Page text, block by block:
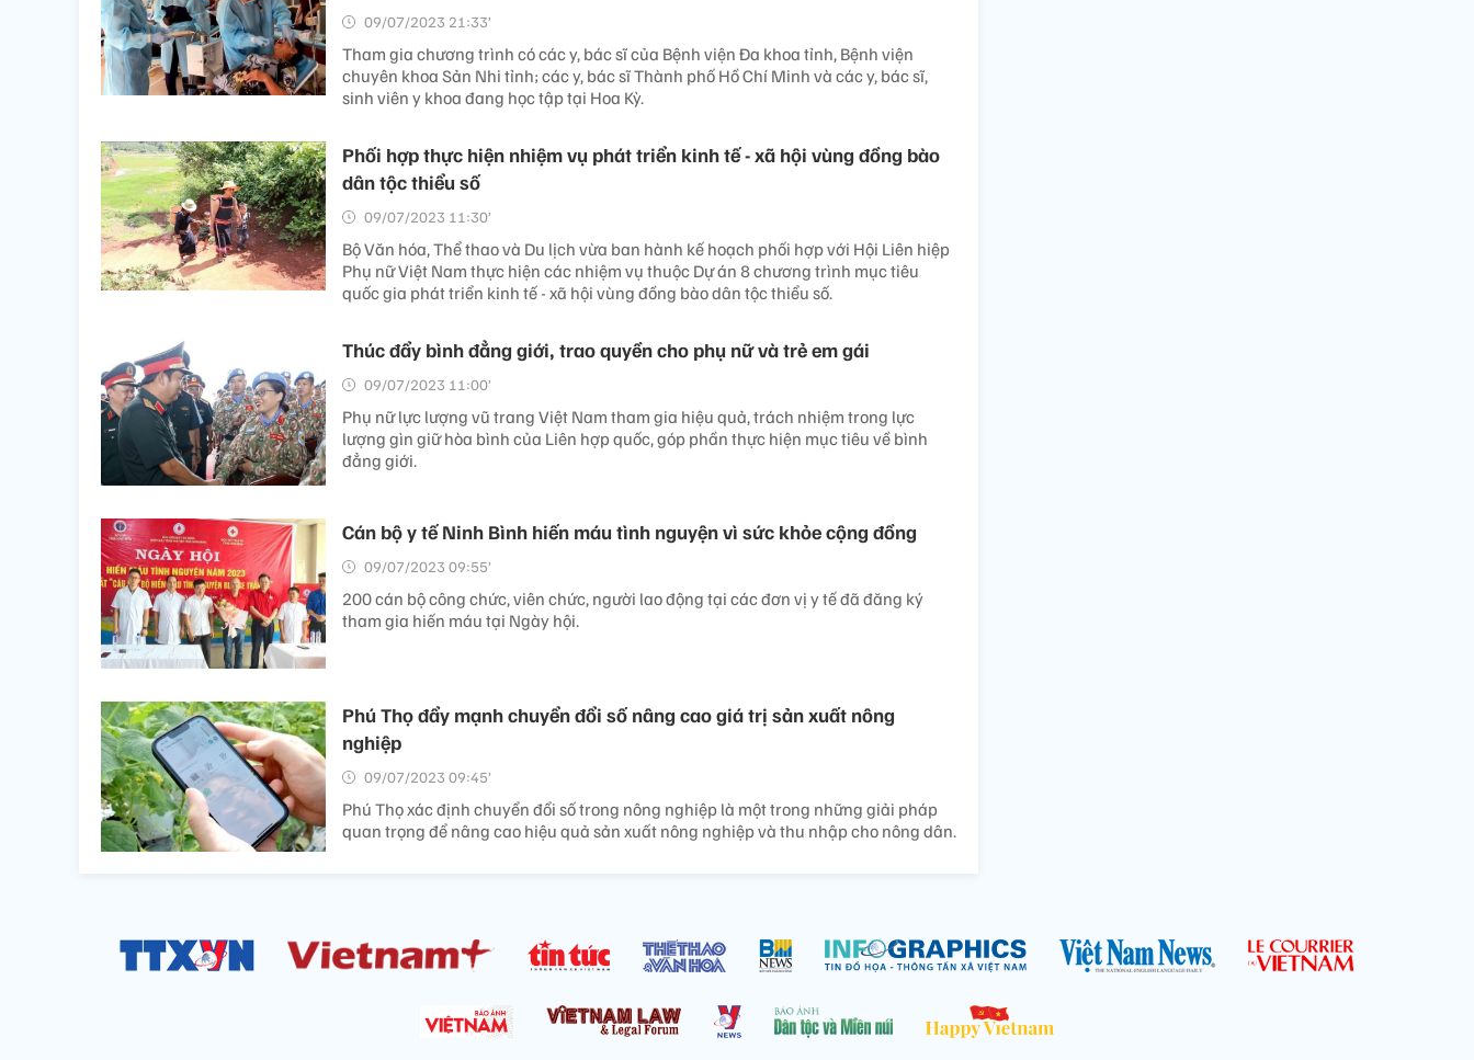
09/07/2023 21:33’
Tham gia chương trình có các y, bác sĩ của Bệnh viện Đa khoa tỉnh, Bệnh viện
chuyên khoa Sản Nhi tỉnh; các y, bác sĩ Thành phố Hồ Chí Minh và các y, bác sĩ,
sinh viên y khoa đang học tập tại Hoa Kỳ.
Phối hợp thực hiện nhiệm vụ phát triển kinh tế - xã hội vùng đồng bào
dân tộc thiểu số
09/07/2023 11:30’
Bộ Văn hóa, Thể thao và Du lịch vừa ban hành kế hoạch phối hợp với Hội Liên hiệp
Phụ nữ Việt Nam thực hiện các nhiệm vụ thuộc Dự án 8 chương trình mục tiêu
quốc gia phát triển kinh tế - xã hội vùng đồng bào dân tộc thiểu số.
Thúc đẩy bình đẳng giới, trao quyền cho phụ nữ và trẻ em gái
09/07/2023 11:00’
Phụ nữ lực lượng vũ trang Việt Nam tham gia hiệu quả, trách nhiệm trong lực
lượng gìn giữ hòa bình của Liên hợp quốc, góp phần thực hiện mục tiêu về bình
đẳng giới.
Cán bộ y tế Ninh Bình hiến máu tình nguyện vì sức khỏe cộng đồng
09/07/2023 09:55’
200 cán bộ công chức, viên chức, người lao động tại các đơn vị y tế đã đăng ký
tham gia hiến máu tại Ngày hội.
Phú Thọ đẩy mạnh chuyển đổi số nâng cao giá trị sản xuất nông
nghiệp
09/07/2023 09:45’
Phú Thọ xác định chuyển đổi số trong nông nghiệp là một trong những giải pháp
quan trọng để nâng cao hiệu quả sản xuất nông nghiệp và thu nhập cho nông dân.